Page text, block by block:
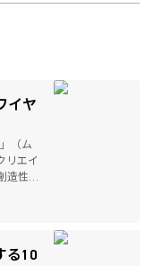
イヤ
（ム
リエイ
造性を
タブ
ディ
る10